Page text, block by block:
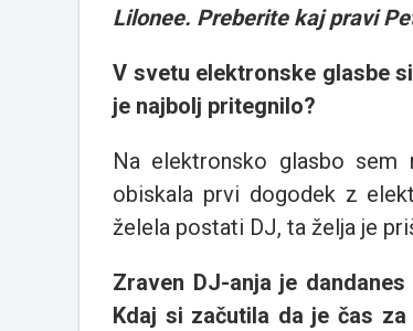
Lilonee. Preberite kaj pravi
V svetu elektronske glasbe
je najbolj pritegnilo?
Na elektronsko glasbo sem
obiskala prvi dogodek z
želela postati DJ, ta želja je
Zraven DJ-anja je
Kdaj si začutila da je čas